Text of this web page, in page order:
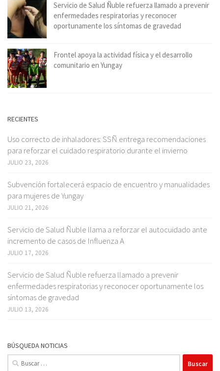
Servicio de Salud Ñuble refuerza llamado a prevenir
enfermedades respiratorias y reconocer
oportunamente los síntomas de gravedad
Frontel apoya la actividad física y el desarrollo
comunitario en Yungay
RECIENTES
Uso correcto de inhaladores: SSÑ entrega recomendaciones
para reforzar el cuidado respiratorio durante el invierno
JULIO 23, 2026
Subvención fortalecerá espacio de encuentro y manualidades
para mujeres de Yungay
JULIO 21, 2026
Servicio de Salud Ñuble llama a reforzar el autocuidado ante
incremento de casos de Influenza A
JULIO 17, 2026
Servicio de Salud Ñuble refuerza llamado a prevenir
enfermedades respiratorias y reconocer oportunamente los
síntomas de gravedad
JULIO 13, 2026
BÚSQUEDA NOTICIAS
Buscar: